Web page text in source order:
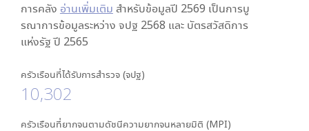
การคลัง อ่านเพิ่มเติม สำหรับข้อมูลปี 2569 เป็นการบู
รณาการข้อมูลระหว่าง จปฐ 2568 และ บัตรสวัสดิการ
แห่งรัฐ ปี 2565
ครัวเรือนที่ได้รับการสำรวจ (จปฐ)
10,302
ครัวเรือนที่ยากจนตามดัชนีความยากจนหลายมิติ (MPI)